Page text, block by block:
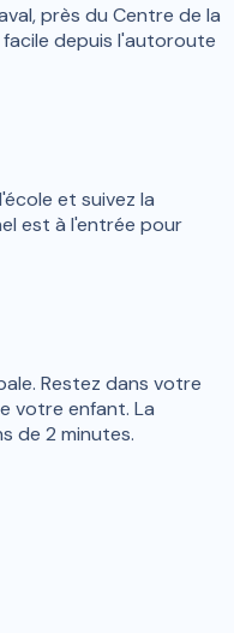
près du Centre de la
depuis l'autoroute
et suivez la
est à l'entrée pour
Restez dans votre
votre enfant. La
de 2 minutes.